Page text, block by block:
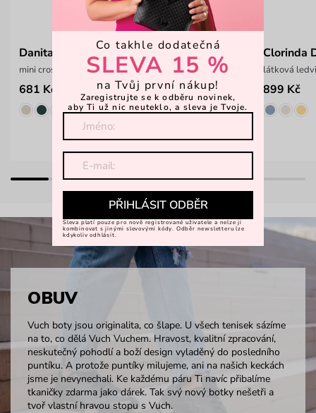
Danita Safi Black
mini crossbody kabelka
681 Kč 1 099 Kč
Clorinda
látková
899 Kč
OBUV
Vuch boty jsou originalita, co šlape. U všech tenisek sázíme
na to, co dělá Vuch Vuchem. Hravost, kvalitní zpracování,
neskutečný pohodlí a boží design vyladěný do posledního
puntíku. A protože puntíky milujeme, ani na našich keckách
jsme je nevynechali. Ke každému páru Ti navíc přibalíme
tkaničky zdarma jako dárek. Tak svý nový botky nešetři a
tvoř vlastní hravou stopu s Vuch.
Co takhle dodatečná
SLEVA 15 %
na Tvůj první nákup!
Zaregistrujte se k odběru novinek,
aby Ti už nic neuteklo, a sleva je Tvoje.
PŘIHLÁSIT ODBĚR
Sleva platí pouze pro nově registrované uživatele a nelze ji
kombinovat s jinými slevovými kódy. Odběr newsletteru lze
kdykoliv odhlásit.